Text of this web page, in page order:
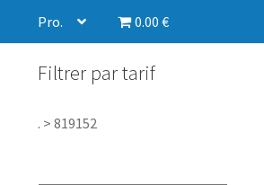
Pro. 0.00 €
Filtrer par tarif
. > 819152